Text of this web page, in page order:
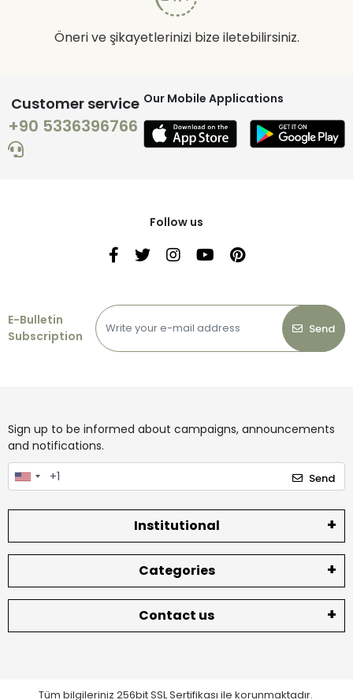
Öneri ve şikayetlerinizi bize iletebilirsiniz.
Customer service
+90 5336396766
Our Mobile Applications
Follow us
E-Bulletin
Subscription
Send
Sign up to be informed about campaigns, announcements
and notifications.
Send
Institutional
Categories
Contact us
Tüm bilgileriniz 256bit SSL Sertifikası ile korunmaktadır.